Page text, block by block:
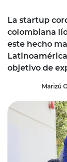
La startup
colombiana
este hecho
objetivo de
Marizú